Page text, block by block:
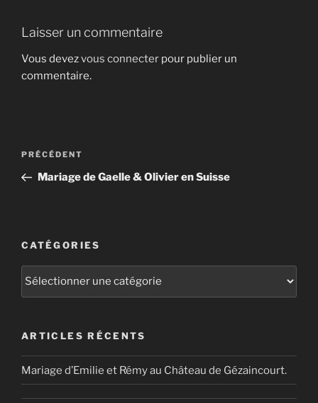
Laisser un commentaire
Vous devezvous connecter pour publier un
commentaire.
Navigation
l’article
Article
précédent
PRÉCÉDENT
Mariage de Gaelle & Olivier en Suisse
CATÉGORIES
Catégories
ARTICLES RÉCENTS
Mariage d’Emilie et Rémy au Château de Gézaincourt.